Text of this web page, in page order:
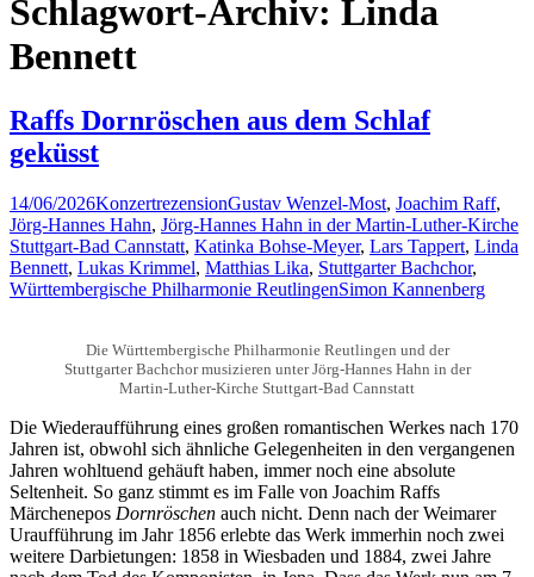
Schlagwort-Archiv: Linda
Bennett
Raffs Dornröschen aus dem Schlaf
geküsst
14/06/2026KonzertrezensionGustav Wenzel-Most, Joachim Raff,
Jörg-Hannes Hahn, Jörg-Hannes Hahn in der Martin-Luther-Kirche
Stuttgart-Bad Cannstatt, Katinka Bohse-Meyer, Lars Tappert, Linda
Bennett, Lukas Krimmel, Matthias Lika, Stuttgarter Bachchor,
Württembergische Philharmonie ReutlingenSimon Kannenberg
Die Württembergische Philharmonie Reutlingen und der
Stuttgarter Bachchor musizieren unter Jörg-Hannes Hahn in der
Martin-Luther-Kirche Stuttgart-Bad Cannstatt
Die Wiederaufführung eines großen romantischen Werkes nach 170
Jahren ist, obwohl sich ähnliche Gelegenheiten in den vergangenen
Jahren wohltuend gehäuft haben, immer noch eine absolute
Seltenheit. So ganz stimmt es im Falle von Joachim Raffs
Märchenepos Dornröschen auch nicht. Denn nach der Weimarer
Uraufführung im Jahr 1856 erlebte das Werk immerhin noch zwei
weitere Darbietungen: 1858 in Wiesbaden und 1884, zwei Jahre